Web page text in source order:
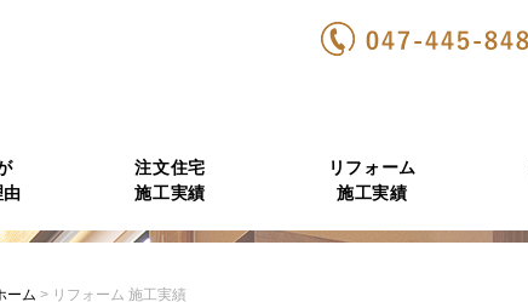
注文住宅
施工実績
リフォーム
施工実績
ーム > リフォーム 施工実績